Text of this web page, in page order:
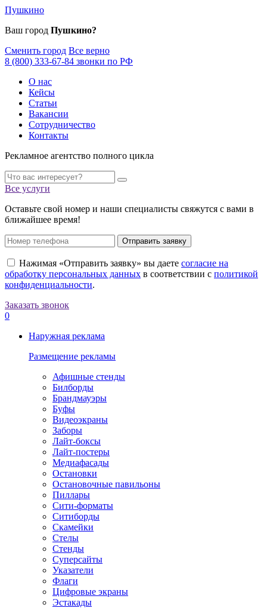
Пушкино
Ваш город Пушкино?
Сменить город Все верно
8 (800) 333-67-84 звонки по РФ
О нас
Кейсы
Статьи
Вакансии
Сотрудничество
Контакты
Рекламное агентство полного цикла
Все услуги
Оставьте свой номер и наши специалисты свяжутся с вами в
ближайшее время!
Отправить заявку
Нажимая «Отправить заявку» вы даете согласие на
обработку персональных данных в соответствии с политикой
конфиденциальности.
Заказать звонок
0
Наружная реклама
Размещение рекламы
Афишные стенды
Билборды
Брандмауэры
Буфы
Видеоэкраны
Заборы
Лайт-боксы
Лайт-постеры
Медиафасады
Остановки
Остановочные павильоны
Пиллары
Сити-форматы
Ситиборды
Скамейки
Стелы
Стенды
Суперсайты
Указатели
Флаги
Цифровые экраны
Эстакады